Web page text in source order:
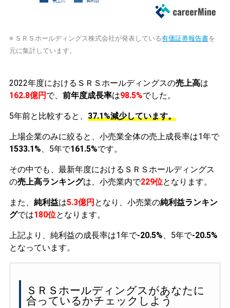
※ ＳＲＳホールディングス株式会社が発表している有価証券報告書を
元に集計しています。
2022年度におけるＳＲＳホールディングスの売上高は
162.8億円 で、 前年度成長率は98.5%でした。
5年前と比較すると、 37.1%減少しています。
上場企業のみに絞ると、小売業全体の売上成長率は1年で
1533.1%、5年で161.5%です。
その中でも、最新年度におけるＳＲＳホールディングス
の売上高ランキングは、小売業内で229位となります。
また、 純利益は5.3億円 となり、小売業の純利益ランキン
グでは180位となります。
上記より、純利益の成長率は1年で-20.5%、5年で-20.5%
となっています。
ＳＲＳホールディングスがあなたに
合っているかチェックしよう